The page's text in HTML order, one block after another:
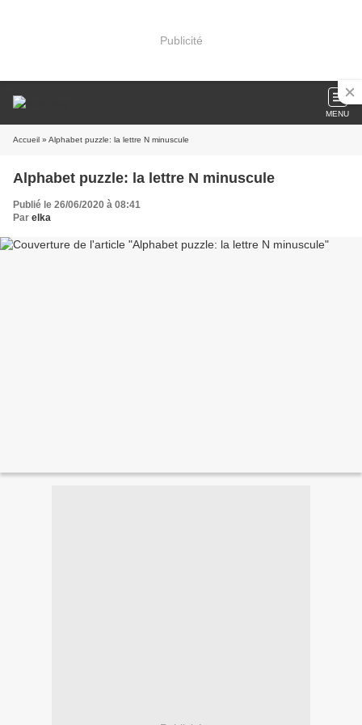
Publicité
MENU
Accueil » Alphabet puzzle: la lettre N minuscule
Alphabet puzzle: la lettre N minuscule
Publié le 26/06/2020 à 08:41
Par elka